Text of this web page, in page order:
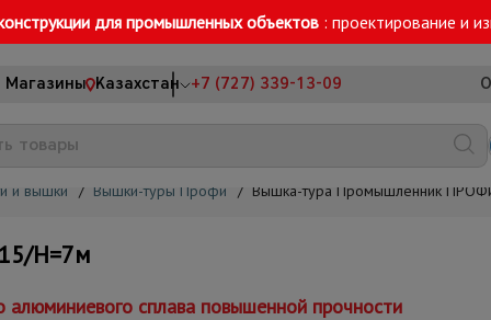
для промышленных объектов : проектирование и
Магазины Казахстан +7 (727) 339-13-09
и вышки / Вышки-туры Профи / Вышка-тура Промышленник
H=7м
сплава повышенной прочности